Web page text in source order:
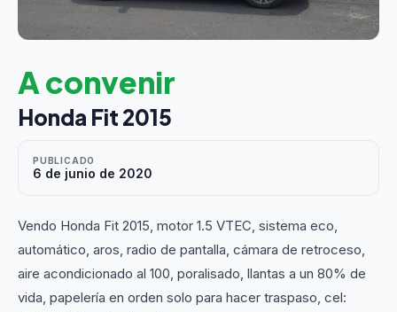
A convenir
Honda Fit 2015
PUBLICADO
6 de junio de 2020
Vendo Honda Fit 2015, motor 1.5 VTEC, sistema eco,
automático, aros, radio de pantalla, cámara de retroceso,
aire acondicionado al 100, poralisado, llantas a un 80% de
vida, papelería en orden solo para hacer traspaso, cel: